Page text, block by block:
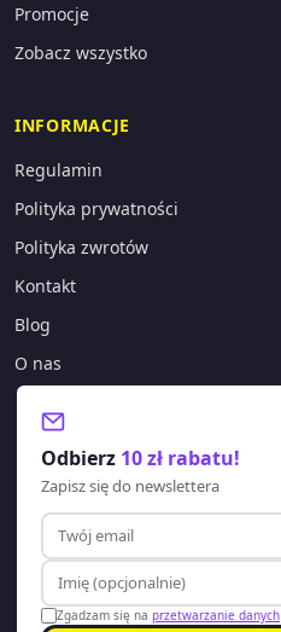
Odbierz 10 zł rabatu!
Zapisz się do newslettera
Zgadzam się na przetwarzanie danych
Promocje
Zobacz wszystko
INFORMACJE
Regulamin
Polityka prywatności
Polityka zwrotów
Kontakt
Blog
O nas
KONTAKT
sklep@lagano.pl
+48 577 388 303
Godziny pracy:
Pon-Pt: 8:00 - 20:00